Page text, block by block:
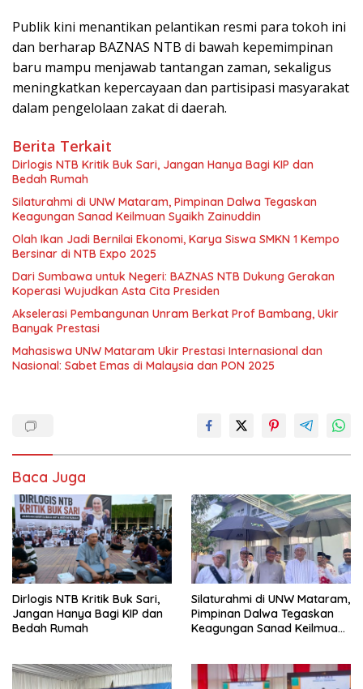
Publik kini menantikan pelantikan resmi para tokoh ini
dan berharap BAZNAS NTB di bawah kepemimpinan
baru mampu menjawab tantangan zaman, sekaligus
meningkatkan kepercayaan dan partisipasi masyarakat
dalam pengelolaan zakat di daerah.
Berita Terkait
Dirlogis NTB Kritik Buk Sari, Jangan Hanya Bagi KIP dan
Bedah Rumah
Silaturahmi di UNW Mataram, Pimpinan Dalwa Tegaskan
Keagungan Sanad Keilmuan Syaikh Zainuddin
Olah Ikan Jadi Bernilai Ekonomi, Karya Siswa SMKN 1 Kempo
Bersinar di NTB Expo 2025
Dari Sumbawa untuk Negeri: BAZNAS NTB Dukung Gerakan
Koperasi Wujudkan Asta Cita Presiden
Akselerasi Pembangunan Unram Berkat Prof Bambang, Ukir
Banyak Prestasi
Mahasiswa UNW Mataram Ukir Prestasi Internasional dan
Nasional: Sabet Emas di Malaysia dan PON 2025
Baca Juga
Dirlogis NTB Kritik Buk Sari,
Jangan Hanya Bagi KIP dan
Bedah Rumah
Silaturahmi di UNW Mataram,
Pimpinan Dalwa Tegaskan
Keagungan Sanad Keilmuan